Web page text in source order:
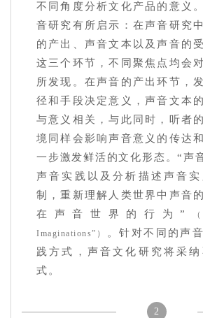
不同角度分析文化产品的意义
音研究有所启示：在声音研究
的产出、声音文本以及声音的
这三个环节，不同聚焦点均会
所发现。在声音的产出环节，
径和手段决定意义，声音文本
与意义相关，与此同时，听者
境同样会影响声音意义的传达
一步激发鲜活的文化形态。“声
声音实践以及分析描述声音
制，重新理解人类世界中声音
在声音世界的行为”
Imaginations”） 。针对不同的声
践方式，声音文化研究将采
式。
2